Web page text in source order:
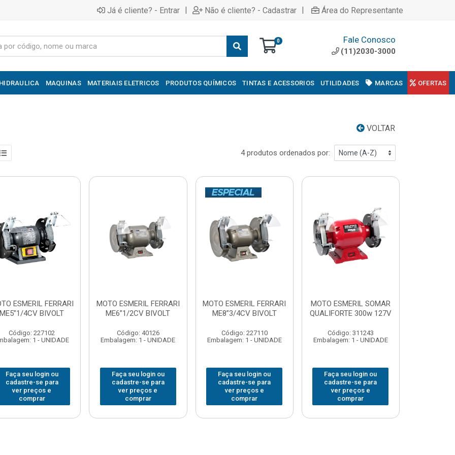
Já é cliente? - Entrar | Não é cliente? - Cadastrar | Área do Representante
0 Fale Conosco
(11)2030-3000
MAQUINAS MATERIAIS ELETRICOS PRODUTOS QUÍMICOS TINTAS E ACESSORIOS UTILIDADES MARCAS OFERTAS
VOLTAR
4 produtos ordenados por:
ESMERIL FERRARI
ME5”1/4CV BIVOLT
Código: 227102
1 - UNIDADE
Faça seu login ou
cadastre-se para
ver preços e
comprar
MOTO ESMERIL FERRARI
ME6”1/2CV BIVOLT
Código: 40126
Embalagem: 1 - UNIDADE
Faça seu login ou
cadastre-se para
ver preços e
comprar
MOTO ESMERIL FERRARI
ME8”3/4CV BIVOLT
Código: 227110
Embalagem: 1 - UNIDADE
Faça seu login ou
cadastre-se para
ver preços e
comprar
MOTO ESMERIL SOMAR
QUALIFORTE 300w 127V
Código: 311243
Embalagem: 1 - UNIDADE
Faça seu login ou
cadastre-se para
ver preços e
comprar